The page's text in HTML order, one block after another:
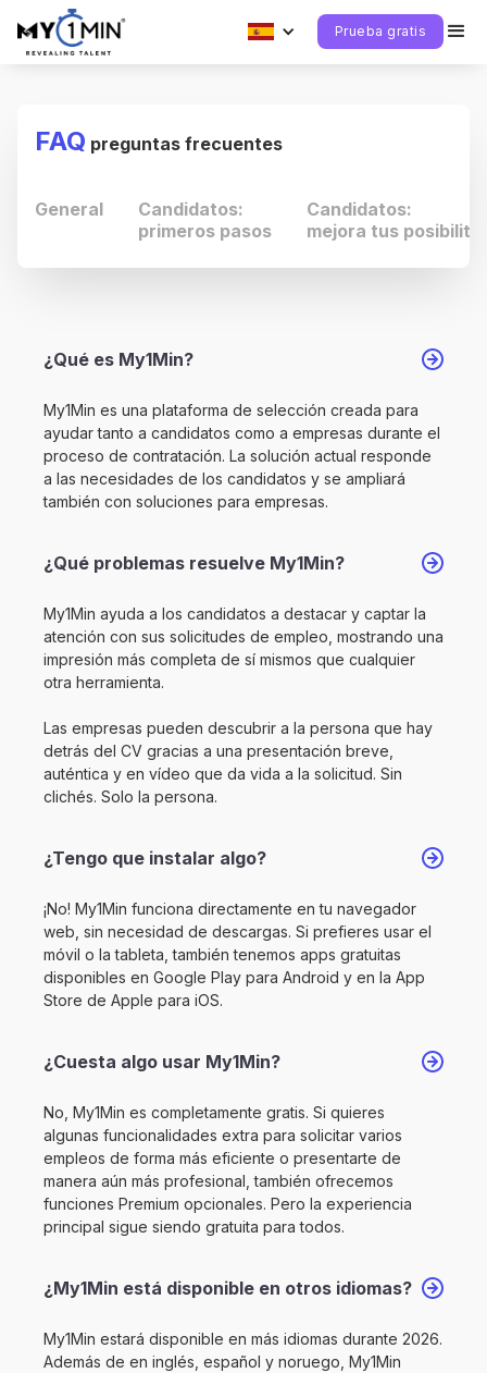
Prueba gratis
FAQ preguntas frecuentes
General
Candidatos:
primeros pasos
Candidatos:
mejora tus
¿Qué es My1Min?
My1Min es una plataforma de selección creada para
ayudar tanto a candidatos como a empresas durante el
proceso de contratación. La solución actual responde
a las necesidades de los candidatos y se ampliará
también con soluciones para empresas.
¿Qué problemas resuelve My1Min?
My1Min ayuda a los candidatos a destacar y captar la
atención con sus solicitudes de empleo, mostrando una
impresión más completa de sí mismos que cualquier
otra herramienta.
Las empresas pueden descubrir a la persona que hay
detrás del CV gracias a una presentación breve,
auténtica y en vídeo que da vida a la solicitud. Sin
clichés. Solo la persona.
¿Tengo que instalar algo?
¡No! My1Min funciona directamente en tu navegador
web, sin necesidad de descargas. Si prefieres usar el
móvil o la tableta, también tenemos apps gratuitas
disponibles en Google Play para Android y en la App
Store de Apple para iOS.
¿Cuesta algo usar My1Min?
No, My1Min es completamente gratis. Si quieres
algunas funcionalidades extra para solicitar varios
empleos de forma más eficiente o presentarte de
manera aún más profesional, también ofrecemos
funciones Premium opcionales. Pero la experiencia
principal sigue siendo gratuita para todos.
¿My1Min está disponible en otros idiomas?
My1Min estará disponible en más idiomas durante 2026.
Además de en inglés, español y noruego, My1Min